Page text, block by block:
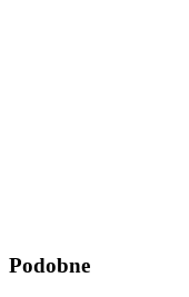
Podobne